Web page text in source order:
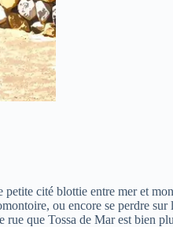
cité blottie entre mer et
ou encore se perdre
que Tossa de Mar est bien